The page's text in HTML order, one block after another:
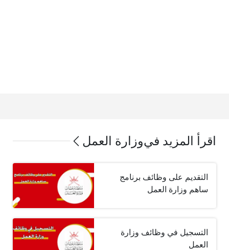
اقرأ المزيد فيوزارة العمل
التقديم على وظائف برنامج
ساهم وزارة العمل
التسجيل في وظائف وزارة
العمل